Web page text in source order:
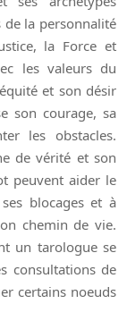
de la personnalité
la Force et
les valeurs du
et son désir
son courage, sa
les obstacles.
de vérité et son
peuvent aider le
blocages et à
chemin de vie.
un tarologue se
consultations de
certains noeuds